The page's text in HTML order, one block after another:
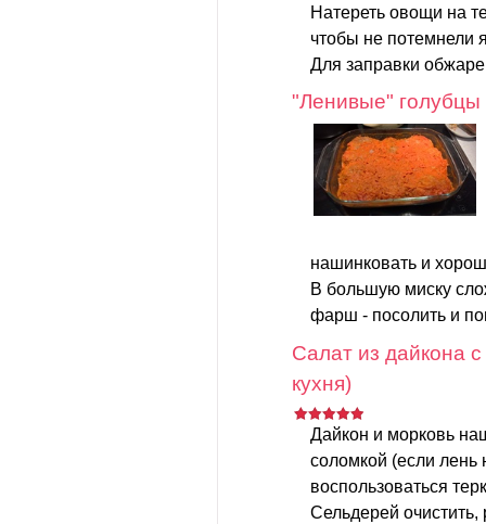
Натереть овощи на
чтобы не потемнели
Для заправки
"Ленивые" голубцы
нашинковать и
В большую миску
фарш - посолить и
Салат из дайкона
кухня)
Дайкон и морковь
соломкой (если лень
воспользоваться
Сельдерей очистить,